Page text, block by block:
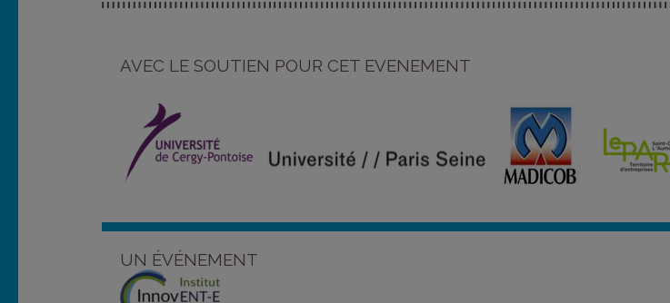
AVEC LE SOUTIEN POUR CET EVENEMENT
UN ÉVÉNEMENT